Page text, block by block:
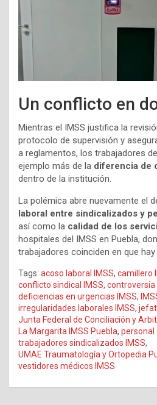
Un conflicto en
Mientras el IMSS justifica la
protocolo de supervisión y
a reglamentos, los trabajadores
ejemplo más de la diferencia de
dentro de la institución.
La polémica abre nuevamente el
laboral entre sindicalizados y
así como la calidad de los
hospitales del IMSS en Puebla,
trabajadores coinciden en que
Tags: acoso laboral IMSS, camillero
conflicto sindical IMSS, controversia
deficiencias en urgencias IMSS,
irregularidades laborales IMSS,
Junta Federal de Conciliación y
La Margarita IMSS Puebla, personal
trabajadores sindicalizados IMSS,
UMAE Traumatología y Ortopedia
vestidores médicos IMSS